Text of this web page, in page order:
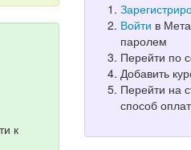
к
Войти в
паролем
Перейти по
Добавить
Перейти на
способ